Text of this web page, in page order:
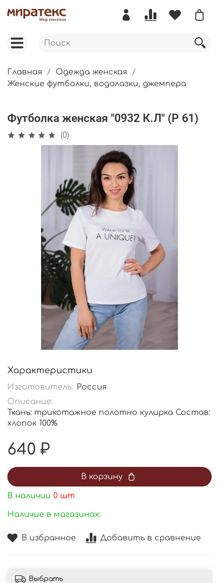
Главная
Одежда женская
Женские футболки, водолазки, джемпера
Футболка женская "0932 К.Л" (Р 61)
(0)
В избранное Добавить в сравнение
Характеристики
Изготовитель: Россия
Описание:
Ткань: трикотажное полотно кулирка Состав:
хлопок 100%
640 ₽
В корзину
В наличии 0 шт
Наличие в магазинах:
Выбрать